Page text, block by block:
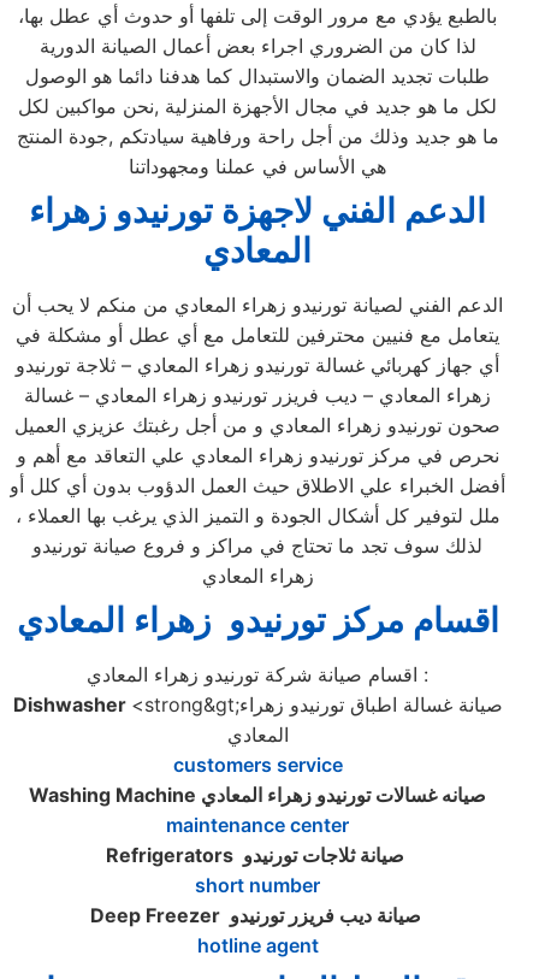
بالطبع يؤدي مع مرور الوقت إلى تلفها أو حدوث أي عطل بها،
لذا كان من الضروري اجراء بعض أعمال الصيانة الدورية
طلبات تجديد الضمان والاستبدال كما هدفنا دائما هو الوصول
لكل ما هو جديد في مجال الأجهزة المنزلية ,نحن مواكبين لكل
ما هو جديد وذلك من أجل راحة ورفاهية سيادتكم ,جودة المنتج
هي الأساس في عملنا ومجهوداتنا
الدعم الفني لاجهزة تورنيدو زهراء
المعادي
الدعم الفني لصيانة تورنيدو زهراء المعادي من منكم لا يحب أن
يتعامل مع فنيين محترفين للتعامل مع أي عطل أو مشكلة في
أي جهاز كهربائي غسالة تورنيدو زهراء المعادي – ثلاجة تورنيدو
زهراء المعادي – ديب فريزر تورنيدو زهراء المعادي – غسالة
صحون تورنيدو زهراء المعادي و من أجل رغبتك عزيزي العميل
نحرص في مركز تورنيدو زهراء المعادي علي التعاقد مع أهم و
أفضل الخبراء علي الاطلاق حيث العمل الدؤوب بدون أي كلل أو
ملل لتوفير كل أشكال الجودة و التميز الذي يرغب بها العملاء ،
لذلك سوف تجد ما تحتاج في مراكز و فروع صيانة تورنيدو
زهراء المعادي
اقسام مركز تورنيدو زهراء المعادي
اقسام صيانة شركة تورنيدو زهراء المعادي :
Dishwasher <strong&gt;صيانة غسالة اطباق تورنيدو زهراء
المعادي
customers service
Washing Machine صيانه غسالات تورنيدو زهراء المعادي
maintenance center
Refrigerators
short number
Deep Freezer
hotline agent